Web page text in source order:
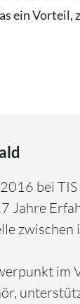
ein Vorteil,
bei
Jahre
im